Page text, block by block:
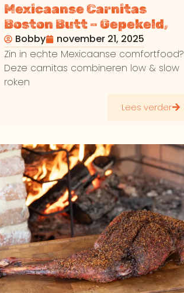
Mexicaanse Carnitas
Boston Butt – Gepekeld,
Gerookt &
Gekaramelliseerd
Bobby
november 21, 2025
Zin in echte Mexicaanse comfortfood?
Deze carnitas combineren low & slow
roken
Lees verder